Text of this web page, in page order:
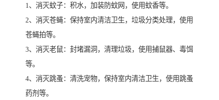
1、消灭蚊子：积水，加装防蚊网，使用蚊香等。
2、消灭苍蝇：保持室内清洁卫生，垃圾分类处理，使用
苍蝇拍等。
3、消灭老鼠：封堵漏洞，清理垃圾，使用捕鼠器、毒饵
等。
4、消灭跳蚤：清洗宠物，保持室内清洁卫生，使用跳蚤
药剂等。